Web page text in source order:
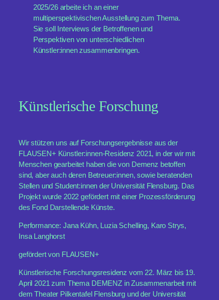
2025/26 arbeite ich an einer
multiperspektivischen Ausstellung zum Thema.
Sie soll Interviews der Betroffenen und
Perspektiven von unterschiedlichen
Künstler:innen zusammenbringen.
Künstlerische Forschung
Wir stützen uns auf Forschungsergebnisse aus der
FLAUSEN+ Künstler:innen-Residenz 2021, in der wir mit
Menschen gearbeitet haben die von Demenz betoffen
sind, aber auch deren Betreuer:innen, sowie beratenden
Stellen und Student:innen der Universität Flensburg. Das
Projekt wurde 2022 gefördert mit einer Prozessförderung
des Fond Darstellende Künste.
Performance: Jana Kühn, Luzia Schelling, Karo Strys,
Insa Langhorst
gefördert von FLAUSEN+
Künstlerische Forschungsresidenz vom 22. März bis 19.
April 2021 zum Thema DEMENZ in Zusammenarbeit mit
dem Theater Pilkentafel Flensburg und der Universität